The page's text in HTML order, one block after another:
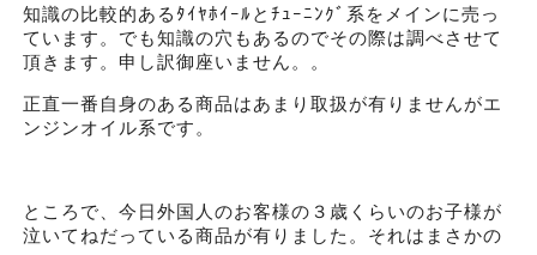
知識の比較的あるﾀｲﾔﾎｲｰﾙとﾁｭｰﾆﾝｸﾞ系をメインに売っ
ています。でも知識の穴もあるのでその際は調べさせて
頂きます。申し訳御座いません。。
正直一番自身のある商品はあまり取扱が有りませんがエ
ンジンオイル系です。
ところで、今日外国人のお客様の３歳くらいのお子様が
泣いてねだっている商品が有りました。それはまさかの